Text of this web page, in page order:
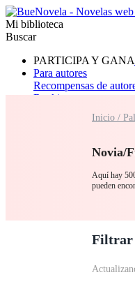
Mi biblioteca
Buscar
PARTICIPA Y GANA
Para autores
Recompensas de
Ranking
Romance
Inicio /
Novia/
Aquí hay
pueden
Filtrar